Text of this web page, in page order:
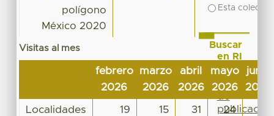
polígono
México 2020
Visitas al mes
febrero
2026
marzo
2026
abril
2026
mayo
2026
junio
2026
Localidades
19 15 31 24
Esta
Buscar
en RI
Por
Fecha
de
publicación